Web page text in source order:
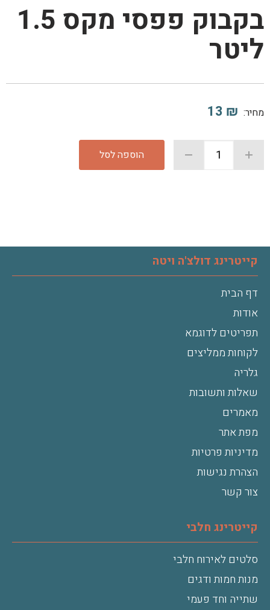
בקבוק פפסי מקס 1.5
ליטר
מחיר: ₪
13
הוספה לסל
קייטרינג דולצ'ה ויטה
דף הבית
אודות
תפריטים לדוגמא
לקוחות ממליצים
גלריה
שאלות ותשובות
מאמרים
מפת אתר
מדיניות פרטיות
הצהרת נגישות
צור קשר
קייטרינג חלבי
סלטים לאירוח חלבי
מנות חמות ודגים
שתייה וחד פעמי